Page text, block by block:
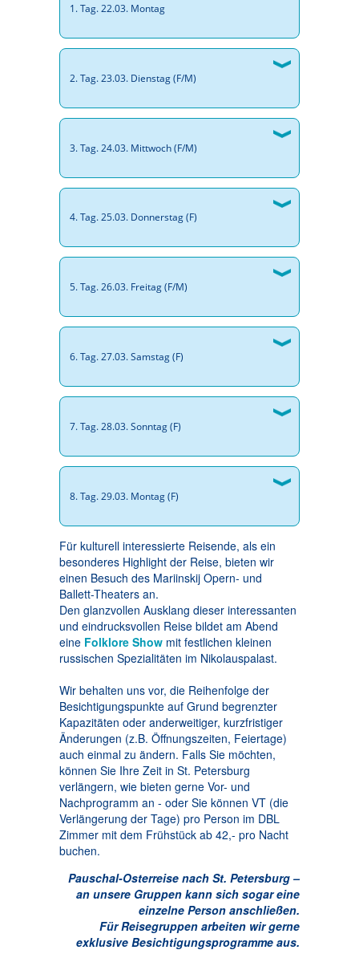
1. Tag. 22.03. Montag
2. Tag. 23.03. Dienstag (F/M)
3. Tag. 24.03. Mittwoch (F/M)
4. Tag. 25.03. Donnerstag (F)
5. Tag. 26.03. Freitag (F/M)
6. Tag. 27.03. Samstag (F)
7. Tag. 28.03. Sonntag (F)
8. Tag. 29.03. Montag (F)
Für kulturell interessierte Reisende, als ein
besonderes Highlight der Reise, bieten wir
einen Besuch des Mariinskij Opern- und
Ballett-Theaters an.
Den glanzvollen Ausklang dieser interessanten
und eindrucksvollen Reise bildet am Abend
eine Folklore Show mit festlichen kleinen
russischen Spezialitäten im Nikolauspalast.
Wir behalten uns vor, die Reihenfolge der
Besichtigungspunkte auf Grund begrenzter
Kapazitäten oder anderweitiger, kurzfristiger
Änderungen (z.B. Öffnungszeiten, Feiertage)
auch einmal zu ändern. Falls Sie möchten,
können Sie Ihre Zeit in St. Petersburg
verlängern, wie bieten gerne Vor- und
Nachprogramm an - oder Sie können VT (die
Verlängerung der Tage) pro Person im DBL
Zimmer mit dem Frühstück ab 42,- pro Nacht
buchen.
Pauschal-Osterreise nach St. Petersburg –
an unsere Gruppen kann sich sogar eine
einzelne Person anschließen.
Für Reisegruppen arbeiten wir gerne
exklusive Besichtigungsprogramme aus.